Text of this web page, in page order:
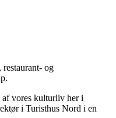
og
vores kulturliv her i
i Turisthus Nord i en